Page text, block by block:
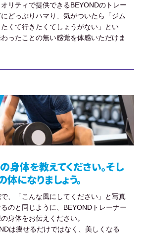
リティで提供できるBEYONDのトレー
どっぷりハマり、気がついたら「ジム
くて行きたくてしょうがない」とい
わったことの無い感覚を体感いただけま
身体を教えてください。そし
体になりましょう。
、「こんな風にしてください」と写真
のと同じように、BEYONDトレーナー
身体をお伝えください。
は痩せるだけではなく、美しくなる